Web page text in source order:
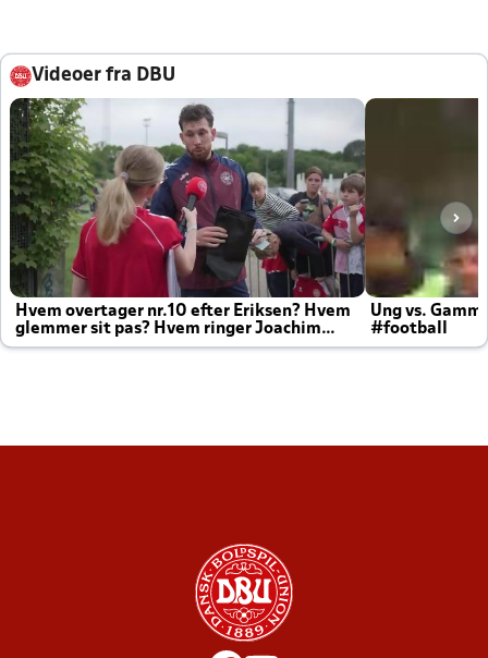
Videoer fra DBU
Hvem overtager nr.10 efter Eriksen? Hvem
glemmer sit pas? Hvem ringer Joachim
altid til efter kampe?
Ung vs.
#football